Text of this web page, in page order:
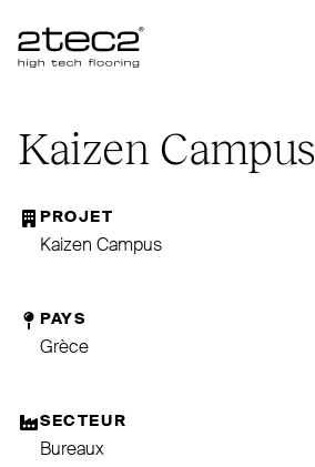
Primary
Kaizen Campus
PROJET
Kaizen Campus
PAYS
Grèce
SECTEUR
Bureaux